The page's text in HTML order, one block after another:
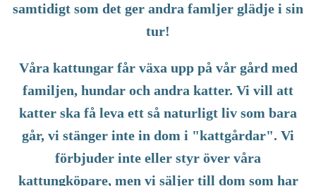
samtidigt som det ger andra famljer glädje i sin
tur!
Våra kattungar får växa upp på vår gård med
familjen, hundar och andra katter. Vi vill att
katter ska få leva ett så naturligt liv som bara
går, vi stänger inte in dom i "kattgårdar". Vi
förbjuder inte eller styr över våra
kattungköpare, men vi säljer till dom som har